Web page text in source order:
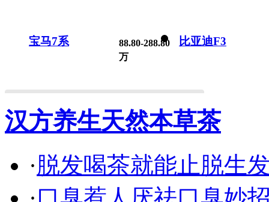
宝马7系
88.80-288.80
万
比亚迪F3
汉方养生天然本草茶
·脱发喝茶就能止脱生